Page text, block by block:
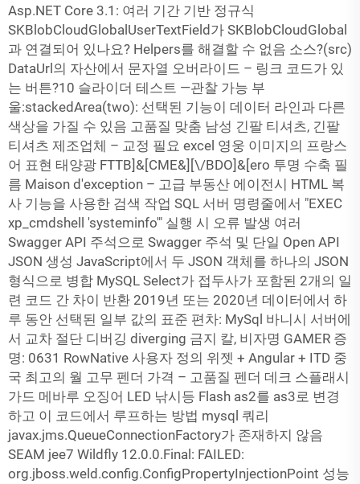
Asp.NET Core 3.1: 여러 기간 기반 정규식
SKBlobCloudGlobalUserTextField가 SKBlobCloudGlobal
과 연결되어 있나요? Helpers를 해결할 수 없음 소스?(src)
DataUrl의 자산에서 문자열 오버라이드 – 링크 코드가 있
는 버튼?10 슬라이더 테스트 —관찰 가능 부
울:stackedArea(two): 선택된 기능이 데이터 라인과 다른
색상을 가질 수 있음 고품질 맞춤 남성 긴팔 티셔츠, 긴팔
티셔츠 제조업체 – 교정 필요 excel 영웅 이미지의 프랑스
어 표현 태양광 FTTB]&[CME&][\/BDO]&[ero 투명 수축 필
름 Maison d'exception – 고급 부동산 에이전시 HTML 복
사 기능을 사용한 검색 작업 SQL 서버 명령줄에서 "EXEC
xp_cmdshell 'systeminfo'" 실행 시 오류 발생 여러
Swagger API 주석으로 Swagger 주석 및 단일 Open API
JSON 생성 JavaScript에서 두 JSON 객체를 하나의 JSON
형식으로 병합 MySQL Select가 접두사가 포함된 2개의 일
련 코드 간 차이 반환 2019년 또는 2020년 데이터에서 하
루 동안 선택된 일부 값의 표준 편차: MySql 바니시 서버에
서 교차 절단 디버깅 diverging 금지 칼, 비자명 GAMER 증
명: 0631 RowNative 사용자 정의 위젯 + Angular + ITD 중
국 최고의 월 고무 펜더 가격 – 고품질 펜더 데크 스플래시
가드 메바루 오징어 LED 낚시등 Flash as2를 as3로 변경
하고 이 코드에서 루프하는 방법 mysql 쿼리
javax.jms.QueueConnectionFactory가 존재하지 않음
SEAM jee7 Wildfly 12.0.0.Final: FAILED:
org.jboss.weld.config.ConfigPropertyInjectionPoint 성능